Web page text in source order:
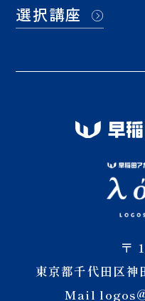
選択講座
〒
東京都千代田区
Mail